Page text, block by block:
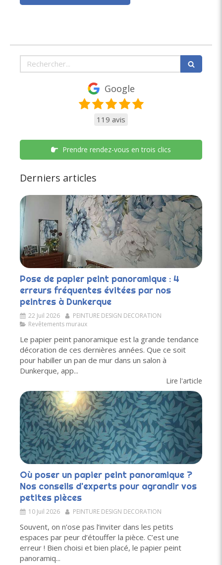
Rechercher
Google
119 avis
Prendre rendez-vous en trois clics
Derniers articles
Pose de papier peint panoramique : 4
erreurs fréquentes évitées par nos
peintres à Dunkerque
22 Juil 2026
PEINTURE DESIGN DECORATION
Revêtements muraux
Le papier peint panoramique est la grande tendance
décoration de ces dernières années. Que ce soit
pour habiller un pan de mur dans un salon à
Dunkerque, app...
Lire l'article
Où poser un papier peint panoramique ?
Nos conseils d'experts pour agrandir vos
petites pièces
10 Juil 2026 PEINTURE DESIGN DECORATION
Souvent, on n’ose pas l’inviter dans les petits
espaces par peur d’étouffer la pièce. C’est une
erreur ! Bien choisi et bien placé, le papier peint
panoramiq...